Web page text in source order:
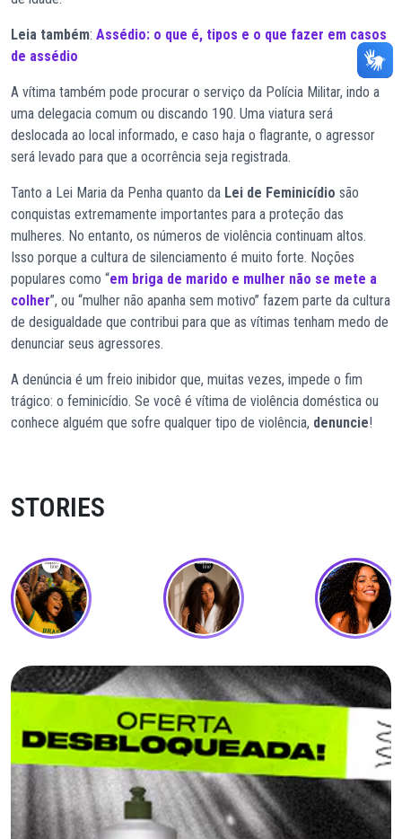
Leia também: Assédio: o que é, tipos e o que fazer em casos
de assédio
A vítima também pode procurar o serviço da Polícia Militar, indo a
uma delegacia comum ou discando 190. Uma viatura será
deslocada ao local informado, e caso haja o flagrante, o agressor
será levado para que a ocorrência seja registrada.
Tanto a Lei Maria da Penha quanto da Lei de Feminicídio são
conquistas extremamente importantes para a proteção das
mulheres. No entanto, os números de violência continuam altos.
Isso porque a cultura de silenciamento é muito forte. Noções
populares como “em briga de marido e mulher não se mete a
colher”, ou “mulher não apanha sem motivo” fazem parte da cultura
de desigualdade que contribui para que as vítimas tenham medo de
denunciar seus agressores.
A denúncia é um freio inibidor que, muitas vezes, impede o fim
trágico: o feminicídio. Se você é vítima de violência doméstica ou
conhece alguém que sofre qualquer tipo de violência, denuncie!
STORIES